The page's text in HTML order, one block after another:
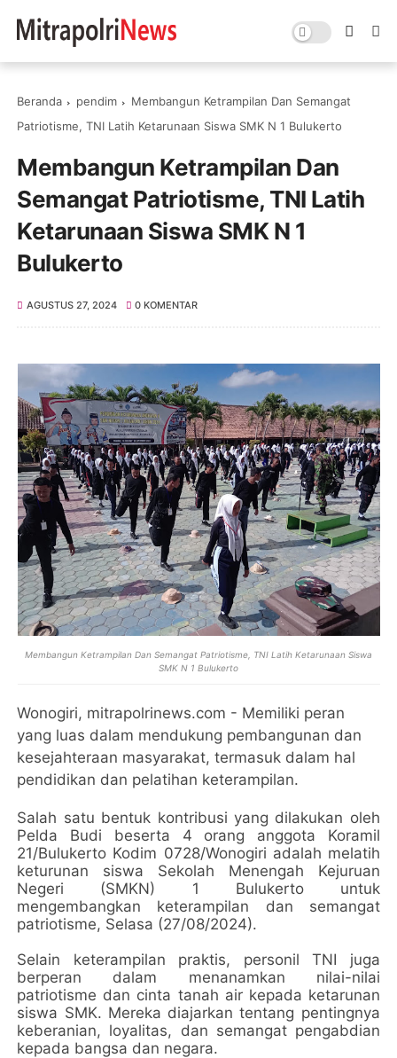
Beranda pendim
Membangun Ketrampilan Dan Semangat
Patriotisme, TNI Latih Ketarunaan Siswa SMK N 1 Bulukerto
Membangun Ketrampilan Dan
Semangat Patriotisme, TNI Latih
Ketarunaan Siswa SMK N 1
Bulukerto
AGUSTUS 27, 2024 0 KOMENTAR
Membangun Ketrampilan Dan Semangat Patriotisme, TNI Latih Ketarunaan Siswa
SMK N 1 Bulukerto
Wonogiri, mitrapolrinews.com - Memiliki peran
yang luas dalam mendukung pembangunan dan
kesejahteraan masyarakat, termasuk dalam hal
pendidikan dan pelatihan keterampilan.
Salah satu bentuk kontribusi yang dilakukan oleh
Pelda Budi beserta 4 orang anggota Koramil
21/Bulukerto Kodim 0728/Wonogiri adalah melatih
keturunan siswa Sekolah Menengah Kejuruan
Negeri (SMKN) 1 Bulukerto untuk
mengembangkan keterampilan dan semangat
patriotisme, Selasa (27/08/2024).
Selain keterampilan praktis, personil TNI juga
berperan dalam menanamkan nilai-nilai
patriotisme dan cinta tanah air kepada ketarunan
siswa SMK. Mereka diajarkan tentang pentingnya
keberanian, loyalitas, dan semangat pengabdian
kepada bangsa dan negara.